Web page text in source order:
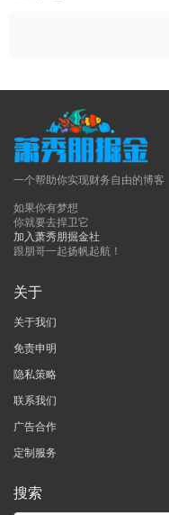
一个帮助你实现财务自由的博客
如果你有梦想
你就要去捍卫它
加入萧秀朋掘金社
跟朋哥一起扬帆起航！
关于
关于我们
免责申明
隐私策略
联系我们
广告合作
定制服务
搜索